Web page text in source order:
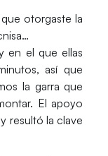
otorgaste la
en el que ellas
así que
la garra que
El apoyo
resultó la clave